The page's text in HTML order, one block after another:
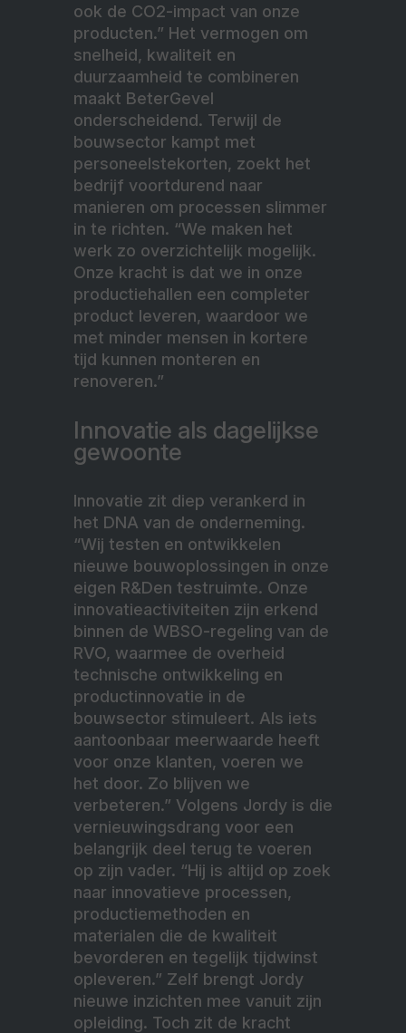
ook de CO2-impact van onze
producten.” Het vermogen om
snelheid, kwaliteit en
duurzaamheid te combineren
maakt BeterGevel
onderscheidend. Terwijl de
bouwsector kampt met
personeelstekorten, zoekt het
bedrijf voortdurend naar
manieren om processen slimmer
in te richten. “We maken het
werk zo overzichtelijk mogelijk.
Onze kracht is dat we in onze
productiehallen een completer
product leveren, waardoor we
met minder mensen in kortere
tijd kunnen monteren en
renoveren.”
Innovatie als dagelijkse
gewoonte
Innovatie zit diep verankerd in
het DNA van de onderneming.
“Wij testen en ontwikkelen
nieuwe bouwoplossingen in onze
eigen R&Den testruimte. Onze
innovatieactiviteiten zijn erkend
binnen de WBSO-regeling van de
RVO, waarmee de overheid
technische ontwikkeling en
productinnovatie in de
bouwsector stimuleert. Als iets
aantoonbaar meerwaarde heeft
voor onze klanten, voeren we
het door. Zo blijven we
verbeteren.” Volgens Jordy is die
vernieuwingsdrang voor een
belangrijk deel terug te voeren
op zijn vader. “Hij is altijd op zoek
naar innovatieve processen,
productiemethoden en
materialen die de kwaliteit
bevorderen en tegelijk tijdwinst
opleveren.” Zelf brengt Jordy
nieuwe inzichten mee vanuit zijn
opleiding. Toch zit de kracht